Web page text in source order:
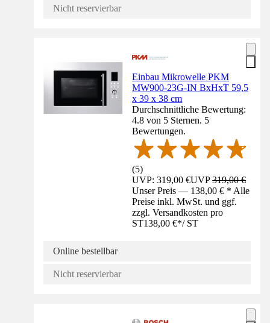
Nicht reservierbar
Einbau Mikrowelle PKM
MW900-23G-IN BxHxT 59,5
x 39 x 38 cm
Durchschnittliche Bewertung:
4.8 von 5 Sternen. 5
Bewertungen.
(5)
UVP: 319,00 €UVP319,00 €
Unser Preis — 138,00 € * Alle
Preise inkl. MwSt. und ggf.
zzgl. Versandkosten pro
ST138,00 €*/ ST
Online bestellbar
Nicht reservierbar